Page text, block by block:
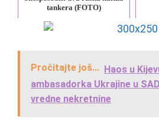
tankera (FOTO)
Pročitajte još... Haos u
ambasadorka Ukrajine u
vredne nekretnine